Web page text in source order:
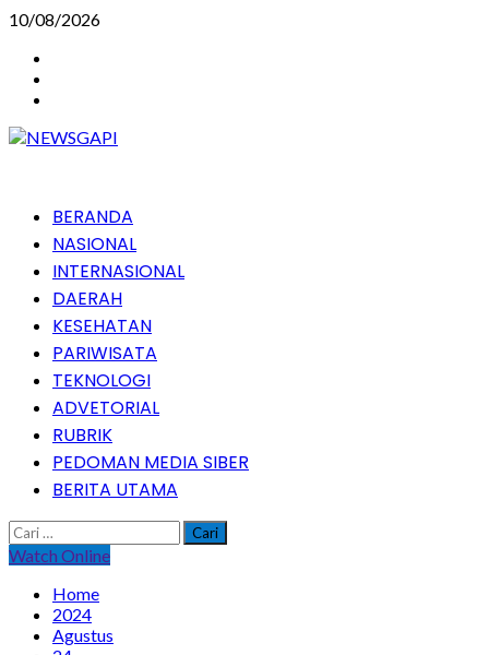
Skip
content
10/08/2026
PrimaryBERANDA
NASIONAL
INTERNASIONAL
DAERAH
KESEHATAN
PARIWISATA
TEKNOLOGI
ADVETORIAL
RUBRIK
PEDOMAN MEDIA SIBER
BERITA UTAMA
Cari
untuk:
Watch Online
Home
2024
Agustus